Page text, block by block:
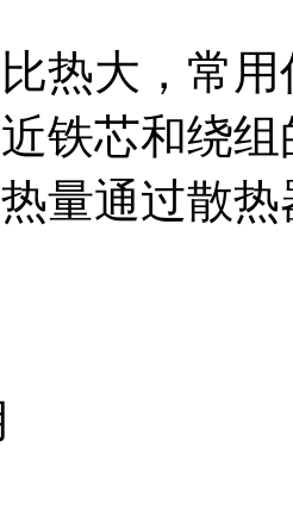
热大，常
铁芯和绕
热量通过散